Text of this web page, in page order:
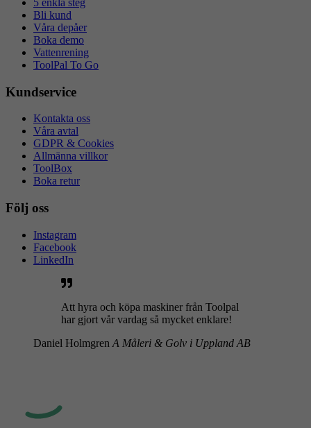
5 enkla steg
Bli kund
Våra depåer
Boka demo
Vattenrening
ToolPal To Go
Kundservice
Kontakta oss
Våra avtal
GDPR & Cookies
Allmänna villkor
ToolBox
Boka retur
Följ oss
Instagram
Facebook
LinkedIn
Att hyra och köpa maskiner från Toolpal
har gjort vår vardag så mycket enklare!
Daniel Holmgren A Måleri & Golv i Uppland AB